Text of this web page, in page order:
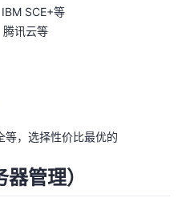
SCE+等
腾讯云等
等，选择性价比最优的
管理）